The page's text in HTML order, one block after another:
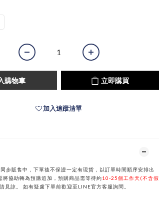
購物車 立即購買
加入追蹤清單
步販售中，下單後不保證一定有現貨，以訂單時間順序安排出
將協助轉為預購追加，預購商品需等待約10-25個工作天(不含假
見諒。 如有疑慮下單前歡迎至LINE官方客服詢問。